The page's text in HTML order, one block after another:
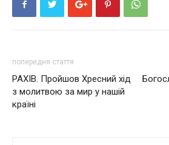
попередня стаття
РАХІВ. Пройшов Хресний хід
з молитвою за мир у нашій
країні